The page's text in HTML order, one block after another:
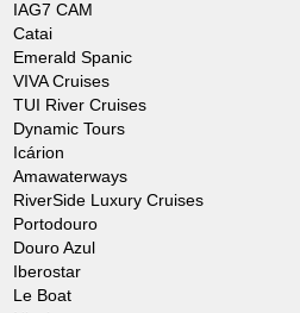
IAG7 CAM
Catai
Emerald Spanic
VIVA Cruises
TUI River Cruises
Dynamic Tours
Icárion
Amawaterways
RiverSide Luxury Cruises
Portodouro
Douro Azul
Iberostar
Le Boat